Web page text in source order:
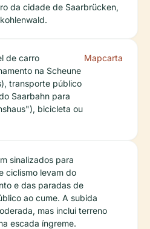
da cidade de Saarbrücken,
de carro
na Scheune
transporte público
Saarbahn para
bicicleta ou
Mapcarta
sinalizados para
ciclismo levam do
e das paradas de
ao cume. A subida
mas inclui terreno
escada íngreme.